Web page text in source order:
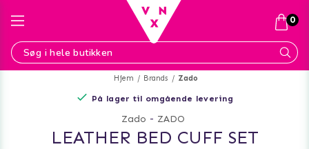
Hjem Brands Zado
På lager til omgående levering
Zado - ZADO
LEATHER BED CUFF SET
0